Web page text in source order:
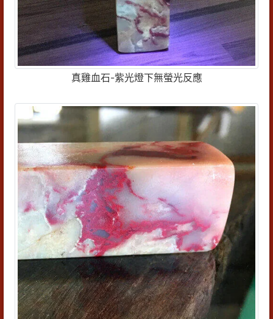
真雞血石-紫光燈下無螢光反應